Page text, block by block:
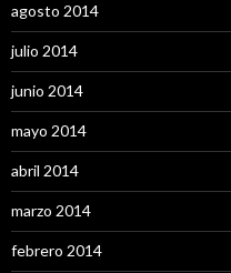
agosto 2014
julio 2014
junio 2014
mayo 2014
abril 2014
marzo 2014
febrero 2014